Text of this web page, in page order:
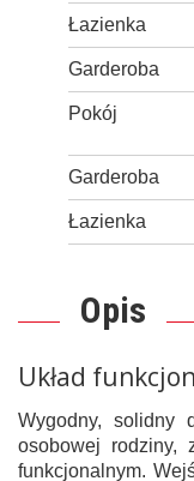
Łazienka
Garderoba
Pokój
Garderoba
Łazienka
Opis
Układ
Wygodny, solidny
osobowej rodziny,
funkcjonalnym.